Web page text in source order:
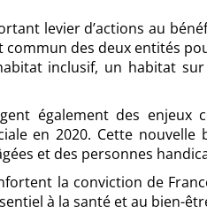
levier d’actions au
commun des deux entités
inclusif, un habitat
également des enjeux
en 2020. Cette nouvelle
et des personnes
la conviction de
à la santé et au bien-